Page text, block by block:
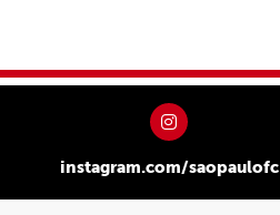
instagram.com/saopaulofc